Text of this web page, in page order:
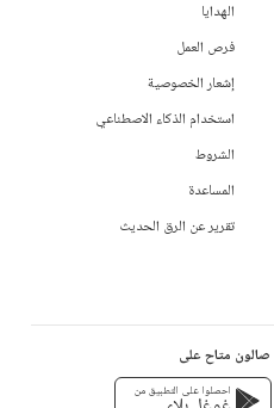
الهدايا
فرص العمل
إشعار الخصوصية
استخدام الذكاء الاصطناعي
الشروط
المساعدة
تقرير عن الرق الحديث
متاح على
احصلوا على التطبيق من